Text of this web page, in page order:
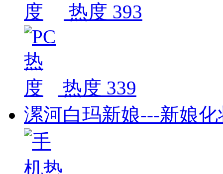
热度 393
热度 339
漯河白玛新娘---新娘化